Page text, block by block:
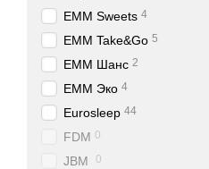
EMM Sweets 4
EMM Take&Go 5
EMM Шанс 2
EMM Эко 4
Eurosleep 44
FDM 0
JBM 0